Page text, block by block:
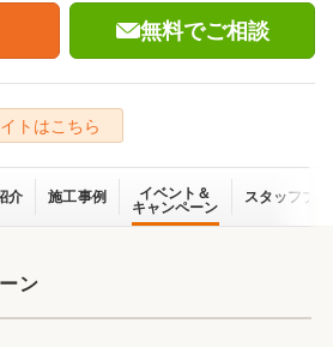
無料でご相談
トはこちら
介 施工事例
イベント＆
キャンペーン
スタッフブ
ン